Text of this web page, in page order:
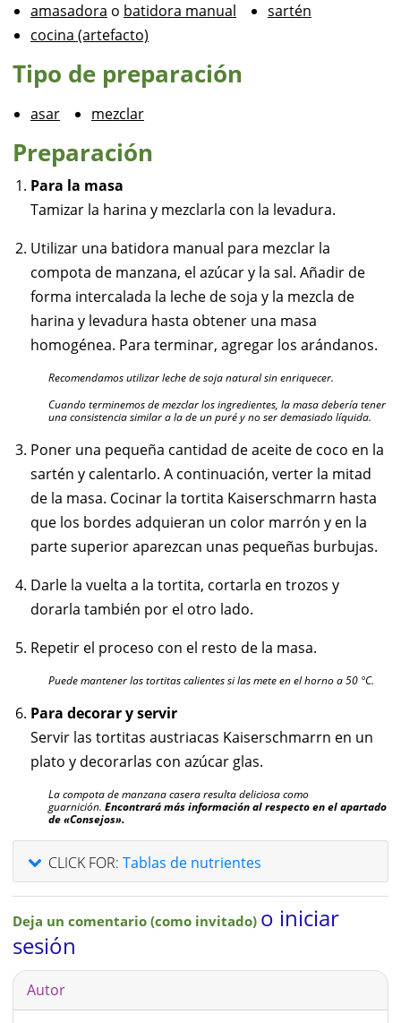
amasadora o batidora manual
sartén
cocina (artefacto)
Tipo de preparación
asar mezclar
Preparación
Para la masa
Tamizar la harina y mezclarla con la levadura.
Utilizar una batidora manual para mezclar la
compota de manzana, el azúcar y la sal. Añadir de
forma intercalada la leche de soja y la mezcla de
harina y levadura hasta obtener una masa
homogénea. Para terminar, agregar los arándanos.
Recomendamos utilizar leche de soja natural sin enriquecer.
Cuando terminemos de mezclar los ingredientes, la masa debería tener
una consistencia similar a la de un puré y no ser demasiado líquida.
Poner una pequeña cantidad de aceite de coco en la
sartén y calentarlo. A continuación, verter la mitad
de la masa. Cocinar la tortita Kaiserschmarrn hasta
que los bordes adquieran un color marrón y en la
parte superior aparezcan unas pequeñas burbujas.
Darle la vuelta a la tortita, cortarla en trozos y
dorarla también por el otro lado.
Repetir el proceso con el resto de la masa.
Puede mantener las tortitas calientes si las mete en el horno a 50 °C.
Para decorar y servir
Servir las tortitas austriacas Kaiserschmarrn en un
plato y decorarlas con azúcar glas.
La compota de manzana casera resulta deliciosa como
guarnición. Encontrará más información al respecto en el apartado
de «Consejos».
CLICK FOR: Tablas de nutrientes
Deja un comentario (como invitado) o iniciar
sesión
Autor